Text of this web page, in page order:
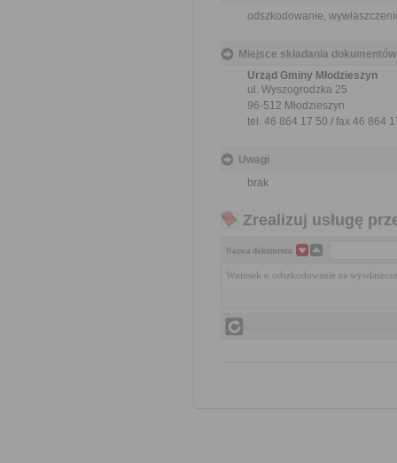
odszkodowanie,
Miejsce składania dokumentów
Urząd Gminy Młodzieszyn
ul. Wyszogrodzka 25
96-512 Młodzieszyn
tel. 46 864 17 50 / fax 46 864
Uwagi
brak
Zrealizuj usługę
Nazwa dokumentu
Wniosek o odszkodowanie za